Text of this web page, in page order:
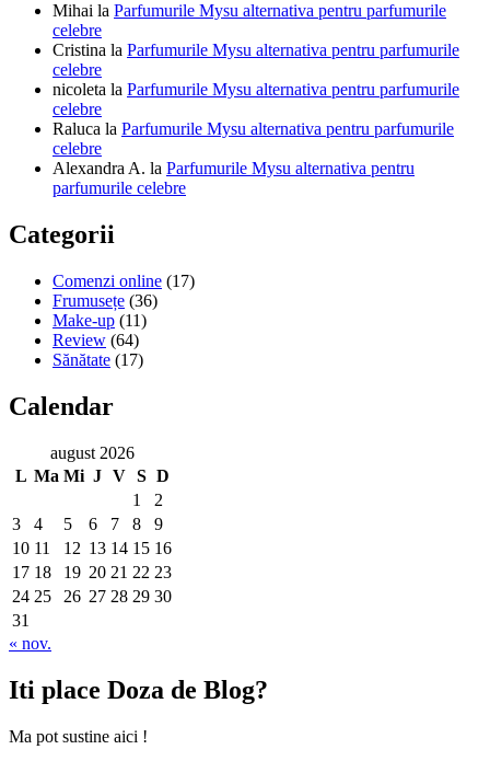
Mihai la Parfumurile Mysu alternativa pentru parfumurile
celebre
Cristina la Parfumurile Mysu alternativa pentru parfumurile
celebre
nicoleta la Parfumurile Mysu alternativa pentru parfumurile
celebre
Raluca la Parfumurile Mysu alternativa pentru parfumurile
celebre
Alexandra A. la Parfumurile Mysu alternativa pentru
parfumurile celebre
Categorii
Comenzi online (17)
Frumusețe (36)
Make-up (11)
Review (64)
Sănătate (17)
Calendar
august 2026
L Ma Mi J V S D
1
2
3
4 5 6 7 8
9
10 11 12 13 14 15 16
17 18 19 20 21 22 23
24 25 26 27 28 29 30
31
« nov.
Iti place Doza de Blog?
Ma pot sustine aici !